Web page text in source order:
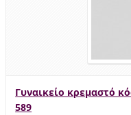
Γυναικείο κρεμαστό
589